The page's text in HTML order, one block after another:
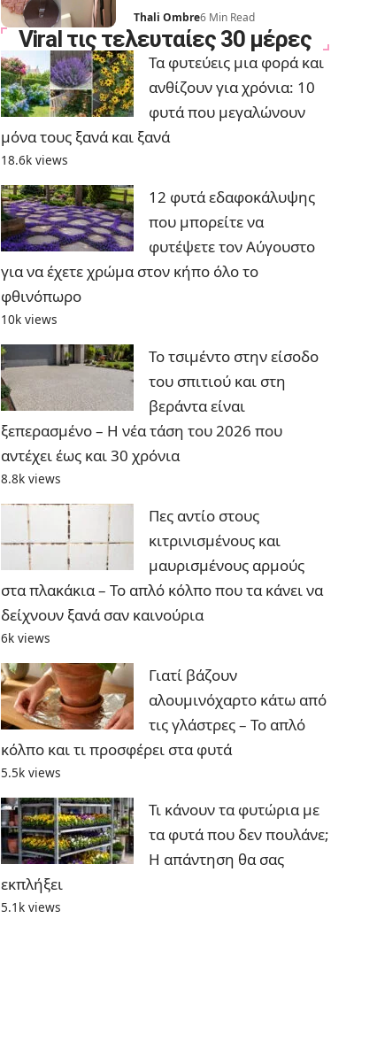
Thali Ombre6 Min Read
Viral τις τελευταίες 30 μέρες
Τα φυτεύεις μια φορά και
ανθίζουν για χρόνια: 10
φυτά που μεγαλώνουν
μόνα τους ξανά και ξανά
18.6k views
12 φυτά εδαφοκάλυψης
που μπορείτε να
φυτέψετε τον Αύγουστο
για να έχετε χρώμα στον κήπο όλο το
φθινόπωρο
10k views
Το τσιμέντο στην είσοδο
του σπιτιού και στη
βεράντα είναι
ξεπερασμένο – Η νέα τάση του 2026 που
αντέχει έως και 30 χρόνια
8.8k views
Πες αντίο στους
κιτρινισμένους και
μαυρισμένους αρμούς
στα πλακάκια – Το απλό κόλπο που τα κάνει να
δείχνουν ξανά σαν καινούρια
6k views
Γιατί βάζουν
αλουμινόχαρτο κάτω από
τις γλάστρες – Το απλό
κόλπο και τι προσφέρει στα φυτά
5.5k views
Τι κάνουν τα φυτώρια με
τα φυτά που δεν πουλάνε;
Η απάντηση θα σας
εκπλήξει
5.1k views